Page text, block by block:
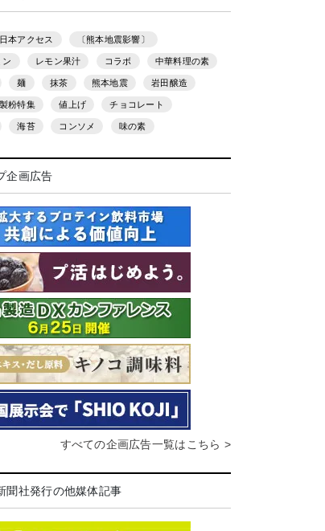
日本アクセス 〔熊本地震影響〕
ン レモン果汁 コラボ 中華料理の素
麺 抹茶 熊本地震 岩田醸造
製粉特集 値上げ チョコレート
海苔 コンソメ 味の素
企画広告
すべての企画広告一覧はこちら >
聞社発行の他媒体記事